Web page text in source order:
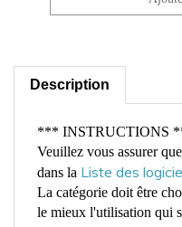
Description
Veuillez vous assurer
dans laListe des
La catégorie doit être
le mieux l'utilisation qui
La demande doit inclure